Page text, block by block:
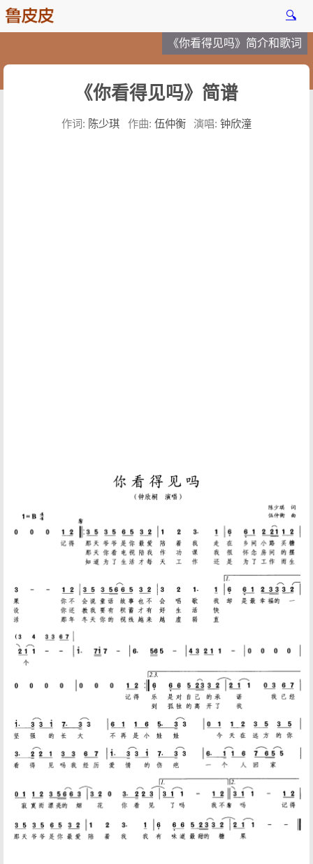
🔍
《你看得见吗》简介和歌词
《你看得见吗》简谱
作词: 陈少琪 作曲: 伍仲衡 演唱: 钟欣潼